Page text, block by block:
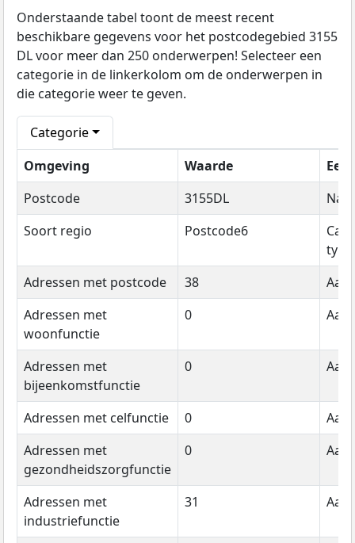
Onderstaande tabel toont de meest recent
beschikbare gegevens voor het postcodegebied 3155
DL voor meer dan 250 onderwerpen! Selecteer een
categorie in de linkerkolom om de onderwerpen in
die categorie weer te geven.
Categorie
Omgeving
Waarde
Postcode
3155DL
Soort regio
Postcode6
type
Adressen met postcode
38
Adressen met
woonfunctie
0
Adressen met
bijeenkomstfunctie
0
Adressen met celfunctie 0
Adressen met
gezondheidszorgfunctie
0
Adressen met
industriefunctie
31